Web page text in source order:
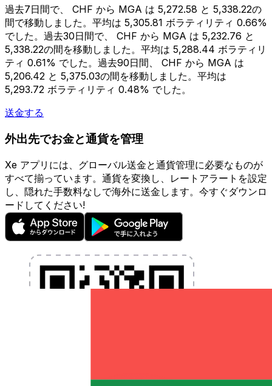
過去7日間で、 CHF から MGA は 5,272.58 と 5,338.22の
間で移動しました。平均は 5,305.81 ボラティリティ 0.66%
でした。過去30日間で、 CHF から MGA は 5,232.76 と
5,338.22の間を移動しました。平均は 5,288.44 ボラティリ
ティ 0.61% でした。過去90日間、 CHF から MGA は
5,206.42 と 5,375.03の間を移動しました。平均は
5,293.72 ボラティリティ 0.48% でした。
送金する
外出先でお金と通貨を管理
Xe アプリには、グローバル送金と通貨管理に必要なものが
すべて揃っています。通貨を変換し、レートアラートを設定
し、隠れた手数料なしで海外に送金します。今すぐダウンロ
ードしてください!